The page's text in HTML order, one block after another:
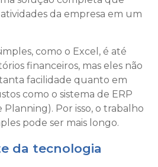
da empresa em um
como o Excel, é até
financeiros, mas eles não
facilidade quanto em
como o sistema de ERP
Por isso, o trabalho
pode ser mais longo.
da tecnologia